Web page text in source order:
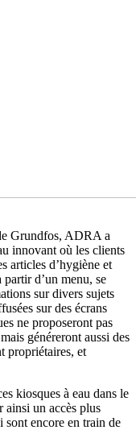
Grundfos, ADRA a
innovant où les clients
articles d’hygiène et
partir d’un menu, se
sur divers sujets
sur des écrans
ne proposeront pas
généreront aussi des
propriétaires, et
kiosques à eau dans le
ainsi un accès plus
sont encore en train de